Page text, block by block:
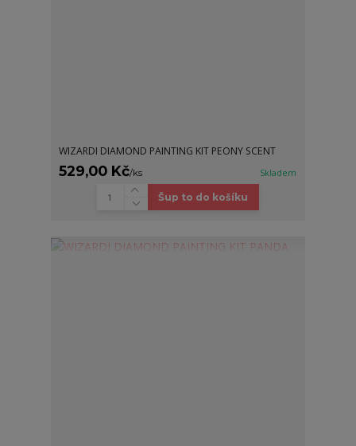
WIZARDI DIAMOND PAINTING KIT PEONY SCENT
529,00 Kč/ks Skladem
Šup to do košíku